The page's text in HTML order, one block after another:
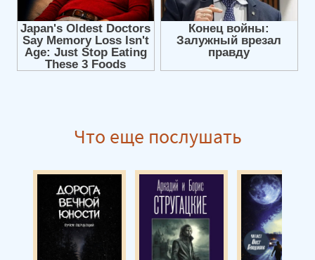
Что еще послушать